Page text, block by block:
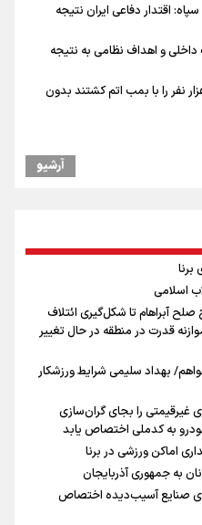
اقتدار دفاعی ایران نتیجه
داخلی و اهداف نظامی به نتیجه
نفر را با بمب اتم کشتند بدون
روز خبرنگار : رسانه‌های خبری
را رقم زدند
نویسان : قدردان زحمات اهالی
مرکز فارس برگزار شد
آرشیو
اسلامی
آبراهام تا شکل‌گیری ائتلاف
قدرت در منطقه در حال تغییر
بهداد سلیمی شرایط ورزشکار
را بجای گران‌سازی
به کدملی اختصاص یابد
اماکن ورزشی در برنا
به جمهوری آذربایجان
صنایع آسیب‌دیده اختصاص